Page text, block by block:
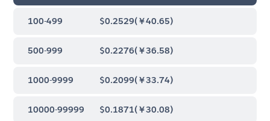
100-499 $0.2529(￥40.65)
500-999 $0.2276(￥36.58)
1000-9999 $0.2099(￥33.74)
10000-99999 $0.1871(￥30.08)